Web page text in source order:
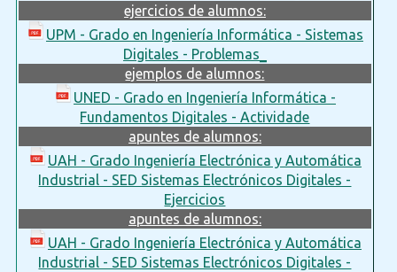
ejercicios de alumnos:
UPM - Grado en Ingeniería Informática - Sistemas
Digitales - Problemas_
ejemplos de alumnos:
UNED - Grado en Ingeniería Informática -
Fundamentos Digitales - Actividade
apuntes de alumnos:
UAH - Grado Ingeniería Electrónica y Automática
Industrial - SED Sistemas Electrónicos Digitales -
Ejercicios
apuntes de alumnos:
UAH - Grado Ingeniería Electrónica y Automática
Industrial - SED Sistemas Electrónicos Digitales -